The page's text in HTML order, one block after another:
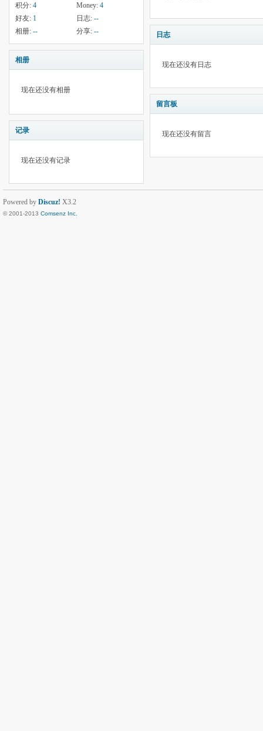
积分: 4 Money: 4
好友: 1 日志: --
相册: -- 分享: --
相册
现在还没有相册
记录
现在还没有记录
日志
现在还没有日志
留言板
现在还没有留言
Powered by Discuz! X3.2
© 2001-2013 Comsenz Inc.